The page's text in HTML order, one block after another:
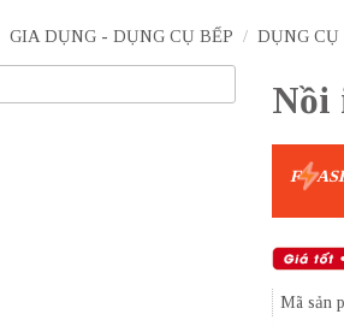
GIA DỤNG - DỤNG CỤ BẾP / DỤNG
Nồi
F
Mã sản